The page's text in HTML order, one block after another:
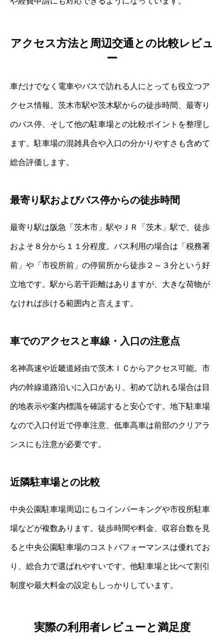
アクセス方法と周辺交通との比較レビュ
ー
車だけでなく電車やバスで訪れる人にとっても役立つア
クセス情報。茨木市駅や茨木駅からの徒歩時間、最寄り
のバス停、そして他の駐車場との比較ポイントを整理し
ます。駐車場の混雑具合や入口の分かりやすさも含めて
総合評価します。
最寄り駅およびバス停からの徒歩時間
最寄り駅は阪急「茨木市」駅やＪＲ「茨木」駅で、徒歩
およそ８分から１１分程度。バス利用の場合は「税務署
前」や「市役所前」の停留所から徒歩２～３分という好
立地です。駅から若干距離はありますが、大きな荷物が
なければ歩ける範囲内と言えます。
車でのアクセスと車線・入口の注意点
名神高速や近畿道経由で茨木ＩＣからアクセス可能。市
内の幹線道路沿いに入口があり、初めて訪れる場合は目
的地表示や案内標識を確認すると安心です。地下駐車場
なので入口付近で停車注意、低車高車は前部のクリアラ
ンスにも注意が必要です。
近隣駐車場との比較
中央公園駐車場周辺にもコインパーキングや市役所駐車
場などが複数あります。徒歩時間や料金、収容台数を見
ると中央公園駐車場のコストパフォーマンスは優れてお
り、総合力で選ばれやすいです。他駐車場と比べて割引
制度や最大料金の設定もしっかりしています。
実際の利用者レビューと満足度